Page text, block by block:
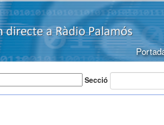
Secció